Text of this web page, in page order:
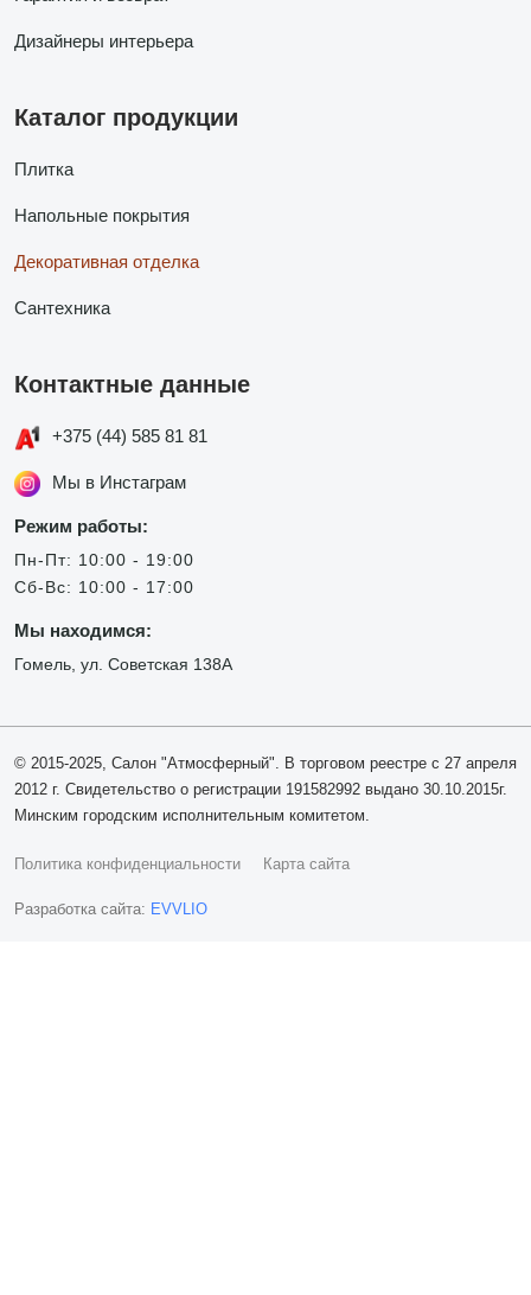
Дизайнеры интерьера
Каталог продукции
Плитка
Напольные покрытия
Декоративная отделка
Сантехника
Контактные данные
+375 (44) 585 81 81
Мы в Инстаграм
Режим работы:
Пн-Пт: 10:00 - 19:00
Сб-Вс: 10:00 - 17:00
Мы находимся:
Гомель, ул. Советская 138А
© 2015-2025, Салон "Атмосферный". В торговом реестре с 27 апреля
2012 г. Свидетельство о регистрации 191582992 выдано 30.10.2015г.
Минским городским исполнительным комитетом.
Политика конфиденциальности Карта сайта
Разработка сайта: EVVLIO